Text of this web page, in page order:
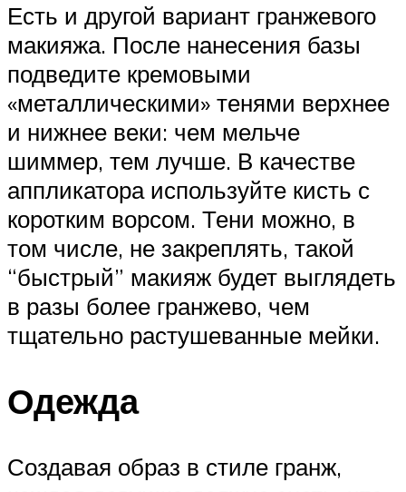
Есть и другой вариант гранжевого
макияжа. После нанесения базы
подведите кремовыми
«металлическими» тенями верхнее
и нижнее веки: чем мельче
шиммер, тем лучше. В качестве
аппликатора используйте кисть с
коротким ворсом. Тени можно, в
том числе, не закреплять, такой
“быстрый” макияж будет выглядеть
в разы более гранжево, чем
тщательно растушеванные мейки.
Одежда
Создавая образ в стиле гранж,